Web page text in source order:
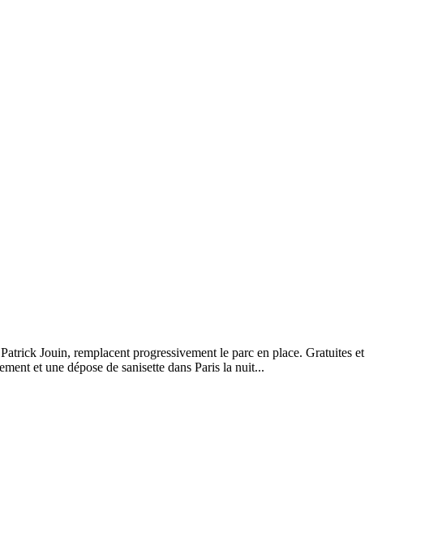
Jouin, remplacent progressivement le parc en place. Gratuites et
et une dépose de sanisette dans Paris la nuit...